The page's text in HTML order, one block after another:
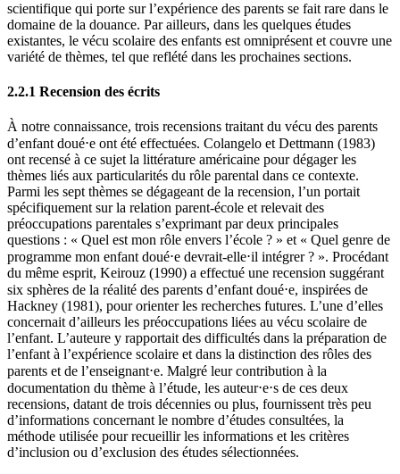
scientifique qui porte sur l’expérience des parents se fait rare dans le
domaine de la douance. Par ailleurs, dans les quelques études
existantes, le vécu scolaire des enfants est omniprésent et couvre une
variété de thèmes, tel que reflété dans les prochaines sections.
2.2.1 Recension des écrits
À notre connaissance, trois recensions traitant du vécu des parents
d’enfant doué⋅e ont été effectuées. Colangelo et Dettmann (1983)
ont recensé à ce sujet la littérature américaine pour dégager les
thèmes liés aux particularités du rôle parental dans ce contexte.
Parmi les sept thèmes se dégageant de la recension, l’un portait
spécifiquement sur la relation parent-école et relevait des
préoccupations parentales s’exprimant par deux principales
questions : « Quel est mon rôle envers l’école ? » et « Quel genre de
programme mon enfant doué⋅e devrait-elle⋅il intégrer ? ». Procédant
du même esprit, Keirouz (1990) a effectué une recension suggérant
six sphères de la réalité des parents d’enfant doué⋅e, inspirées de
Hackney (1981), pour orienter les recherches futures. L’une d’elles
concernait d’ailleurs les préoccupations liées au vécu scolaire de
l’enfant. L’auteure y rapportait des difficultés dans la préparation de
l’enfant à l’expérience scolaire et dans la distinction des rôles des
parents et de l’enseignant⋅e. Malgré leur contribution à la
documentation du thème à l’étude, les auteur⋅e⋅s de ces deux
recensions, datant de trois décennies ou plus, fournissent très peu
d’informations concernant le nombre d’études consultées, la
méthode utilisée pour recueillir les informations et les critères
d’inclusion ou d’exclusion des études sélectionnées.